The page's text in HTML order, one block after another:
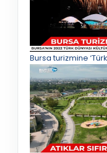
Bursa turizmine